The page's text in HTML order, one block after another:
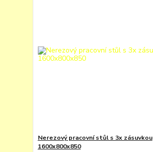
Nerezový pracovní stůl s 3x zásuvkou
1600x800x850